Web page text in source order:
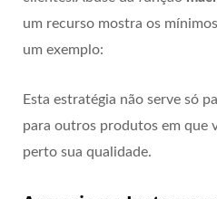
um recurso mostra os
um exemplo:
Esta estratégia não serve só
para outros produtos em que
perto sua qualidade.